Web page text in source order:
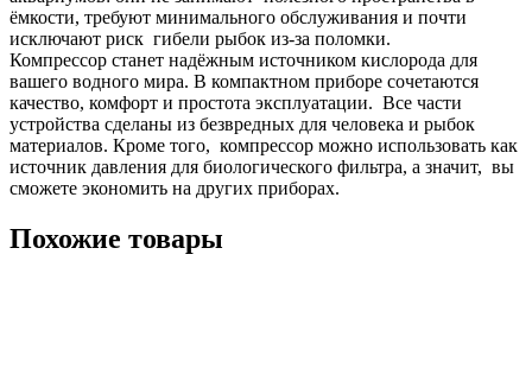
ёмкости, требуют минимального обслуживания и почти
исключают риск гибели рыбок из-за поломки.
Компрессор станет надёжным источником кислорода для
вашего водного мира. В компактном приборе сочетаются
качество, комфорт и простота эксплуатации. Все части
устройства сделаны из безвредных для человека и рыбок
материалов. Кроме того, компрессор можно использовать как
источник давления для биологического фильтра, а значит, вы
сможете экономить на других приборах.
Похожие товары